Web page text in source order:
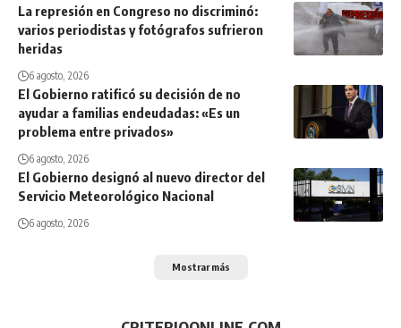
La represión en Congreso no discriminó:
varios periodistas y fotógrafos sufrieron
heridas
6 agosto, 2026
El Gobierno ratificó su decisión de no
ayudar a familias endeudadas: «Es un
problema entre privados»
6 agosto, 2026
El Gobierno designó al nuevo director del
Servicio Meteorológico Nacional
6 agosto, 2026
Mostrar más